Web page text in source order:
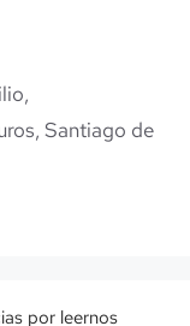
,
, Santiago de
por leernos